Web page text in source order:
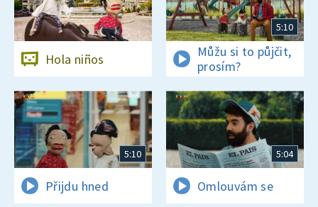
Hola niños
5:10
Můžu si to půjčit,
prosím?
5:10
Přijdu hned
5:04
Omlouvám se